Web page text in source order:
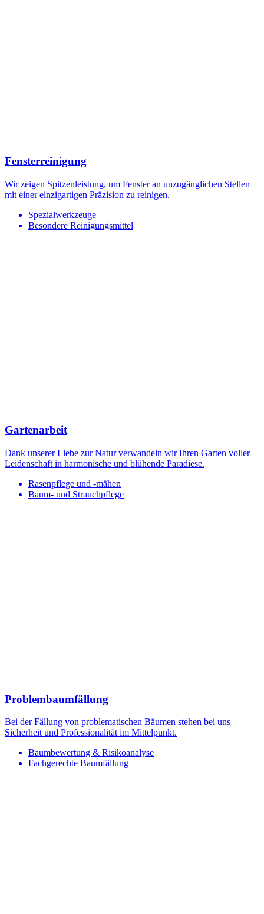
Fensterreinigung
Wir zeigen Spitzenleistung, um Fenster an unzugänglichen Stellen
mit einer einzigartigen Präzision zu reinigen.
Spezialwerkzeuge
Besondere Reinigungsmittel
Gartenarbeit
Dank unserer Liebe zur Natur verwandeln wir Ihren Garten voller
Leidenschaft in harmonische und blühende Paradiese.
Rasenpflege und -mähen
Baum- und Strauchpflege
Problembaumfällung
Bei der Fällung von problematischen Bäumen stehen bei uns
Sicherheit und Professionalität im Mittelpunkt.
Baumbewertung & Risikoanalyse
Fachgerechte Baumfällung